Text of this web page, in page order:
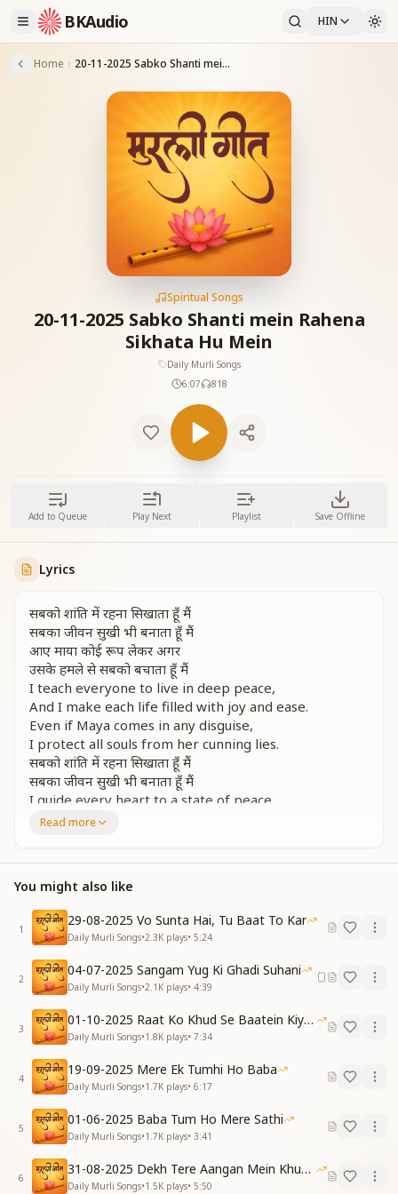
BKAudio HIN
Home 20-11-2025 Sabko Shanti mein Rahena Sikhata Hu Mein
Spiritual Songs
20-11-2025 Sabko Shanti mein Rahena
Sikhata Hu Mein
Daily Murli Songs
6:07
818
Add to Queue Play Next Playlist Save Offline
Lyrics
सबको शांति में रहना सिखाता हूँ मैं
सबका जीवन सुखी भी बनाता हूँ मैं
आए माया कोई रूप लेकर अगर
उसके हमले से सबको बचाता हूँ मैं
I teach everyone to live in deep peace,
And I make each life filled with joy and ease.
Even if Maya comes in any disguise,
I protect all souls from her cunning lies.
सबको शांति में रहना सिखाता हूँ मैं
सबका जीवन सुखी भी बनाता हूँ मैं
I guide every heart to a state of peace,
And help every soul find sorrow’s release.
सुख के मिलते खजाने अनेकों उसे
One who serves Me with a loyal heart,
I give to him treasures in every part.
He never suffers, nor tastes any sorrow,
He gains joy-filled riches—today and tomorrow.
जो मददगार रहता है हर पल मेरा
देता हूँ मैं खजाने अनेकों उसे
जिंदगी में वो दुख ना कभी पाता है
सुख के मिलते खजाने अनेकों उसे
To those who help Me at every turn,
I grant spiritual wealth they truly earn.
Their lives remain untouched by pain,
And joy flows to them like gentle rain.
साथ उसका ही देने को आता हूँ मैं
सबको शांति में रहना सिखाता हूँ मैं
सबका जीवन सुखी भी बनाता हूँ मैं
Read more
You might also like
1
29-08-2025 Vo Sunta Hai, Tu Baat To Kar
Daily Murli Songs•2.3K plays• 5:24
2
04-07-2025 Sangam Yug Ki Ghadi Suhani
Daily Murli Songs•2.1K plays• 4:39
3
01-10-2025 Raat Ko Khud Se Baatein Kiya Kijiye
Daily Murli Songs•1.8K plays• 7:34
4
19-09-2025 Mere Ek Tumhi Ho Baba
Daily Murli Songs•1.7K plays• 6:17
5
01-06-2025 Baba Tum Ho Mere Sathi
Daily Murli Songs•1.7K plays• 3:41
6
31-08-2025 Dekh Tere Aangan Mein Khud Bhagwan
Daily Murli Songs•1.5K plays• 5:50